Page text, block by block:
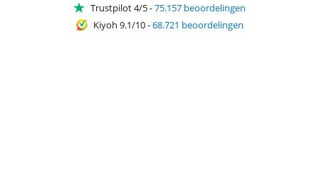
Trustpilot 4/5-75.157 beoordelingen
Kiyoh 9.1/10-68.721 beoordelingen